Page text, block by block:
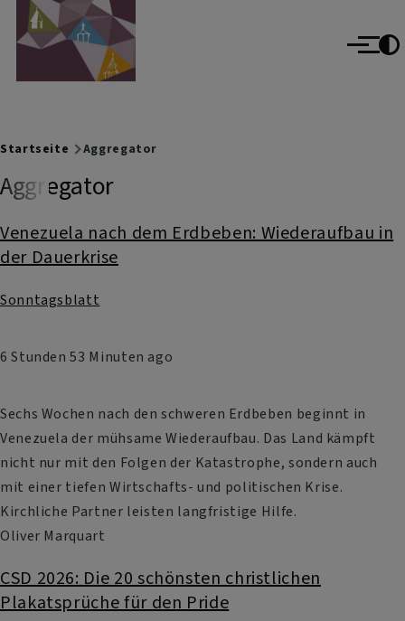
Direkt zum Inhalt
Evangelisch im Oberallgäu
evangelisch im World Wide Web
Menü
Breadcrumb
Startseite Aggregator
Aggregator
Venezuela nach dem Erdbeben: Wiederaufbau in
der Dauerkrise
Sonntagsblatt
6 Stunden 53 Minuten ago
Sechs Wochen nach den schweren Erdbeben beginnt in
Venezuela der mühsame Wiederaufbau. Das Land kämpft
nicht nur mit den Folgen der Katastrophe, sondern auch
mit einer tiefen Wirtschafts- und politischen Krise.
Kirchliche Partner leisten langfristige Hilfe.
Oliver Marquart
CSD 2026: Die 20 schönsten christlichen
Plakatsprüche für den Pride